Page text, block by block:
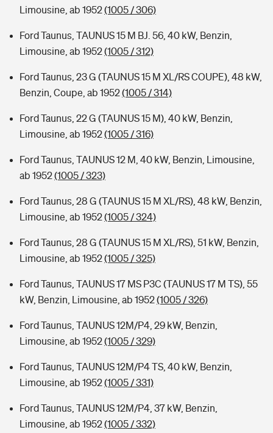
Limousine, ab 1952(1005 / 306)
Ford Taunus, TAUNUS 15 M BJ. 56, 40 kW, Benzin,
Limousine, ab 1952(1005 / 312)
Ford Taunus, 23 G (TAUNUS 15 M XL/RS COUPE), 48 kW,
Benzin, Coupe, ab 1952(1005 / 314)
Ford Taunus, 22 G (TAUNUS 15 M), 40 kW, Benzin,
Limousine, ab 1952(1005 / 316)
Ford Taunus, TAUNUS 12 M, 40 kW, Benzin, Limousine,
ab 1952(1005 / 323)
Ford Taunus, 28 G (TAUNUS 15 M XL/RS), 48 kW, Benzin,
Limousine, ab 1952(1005 / 324)
Ford Taunus, 28 G (TAUNUS 15 M XL/RS), 51 kW, Benzin,
Limousine, ab 1952(1005 / 325)
Ford Taunus, TAUNUS 17 MS P3C (TAUNUS 17 M TS), 55
kW, Benzin, Limousine, ab 1952(1005 / 326)
Ford Taunus, TAUNUS 12M/P4, 29 kW, Benzin,
Limousine, ab 1952(1005 / 329)
Ford Taunus, TAUNUS 12M/P4 TS, 40 kW, Benzin,
Limousine, ab 1952(1005 / 331)
Ford Taunus, TAUNUS 12M/P4, 37 kW, Benzin,
Limousine, ab 1952(1005 / 332)